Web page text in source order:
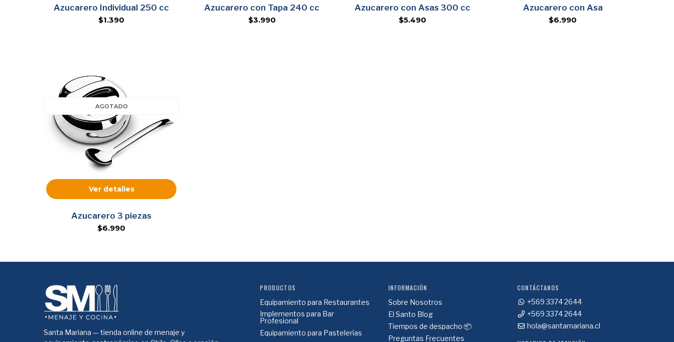
Azucarero Individual 250 cc
$1.390
Azucarero con Tapa 240 cc
$3.990
Azucarero con Asas 300 cc
$5.490
Azucarero con Asa
$6.990
Ver detalles
AGOTADO
Azucarero 3 piezas
$6.990
Santa Mariana — tienda online de menaje y
PRODUCTOS
Equipamiento para Restaurantes
Implementos para Bar
Profesional
Equipamiento para Pastelerías
INFORMACIÓN
Sobre Nosotros
El Santo Blog
Tiempos de despacho 📦
Preguntas Frecuentes
CONTÁCTANOS
+569 3374 2644
+569 3374 2644
hola@santamariana.cl